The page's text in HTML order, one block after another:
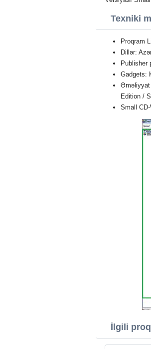
Texniki
Proqram
Dillər:
Publisher
Gadgets:
Əməliyyat
Edition /
Small
İlgili